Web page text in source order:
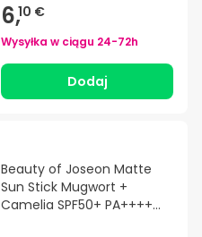
6,10 €
Wysyłka w ciągu 24-72h
Dodaj
Beauty of Joseon Matte
Sun Stick Mugwort +
Camelia SPF50+ PA++++